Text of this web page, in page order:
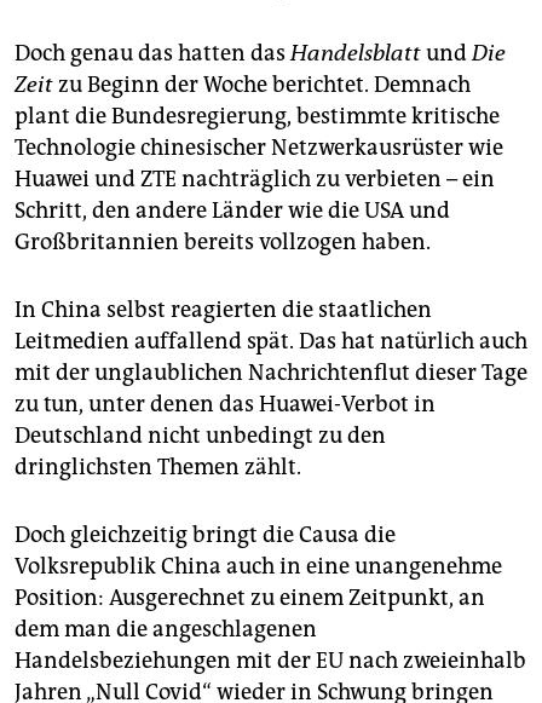
Doch genau das hatten dasHandelsblattundDie
Zeitzu Beginn der Woche berichtet. Demnach
plant die Bundesregierung, bestimmte kritische
Technologie chinesischer Netzwerkausrüster wie
Huawei und ZTE nachträglich zu verbieten – ein
Schritt, den andere Länder wie die USA und
Großbritannien bereits vollzogen haben.
In China selbst reagierten die staatlichen
Leitmedien auffallend spät. Das hat natürlich auch
mit der unglaublichen Nachrichtenflut dieser Tage
zu tun, unter denen das Huawei-Verbot in
Deutschland nicht unbedingt zu den
dringlichsten Themen zählt.
Doch gleichzeitig bringt die Causa die
Volksrepublik China auch in eine unangenehme
Position: Ausgerechnet zu einem Zeitpunkt, an
dem man die angeschlagenen
Handelsbeziehungen mit der EU nach zweieinhalb
Jahren „Null Covid“ wieder in Schwung bringen